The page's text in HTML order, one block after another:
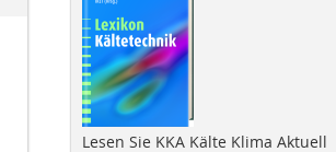
Lesen Sie KKA Kälte Klima Aktuell